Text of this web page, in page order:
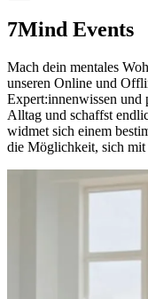
7Mind Events
Mach dein mentales
unseren Online und
Expert:innenwissen und
Alltag und schaffst
widmet sich einem
die Möglichkeit, sich mit